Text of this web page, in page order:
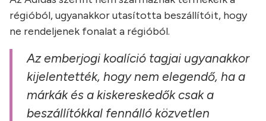
régióból, ugyanakkor utasította beszállítóit, hogy
ne rendeljenek fonalat a régióból.
Az emberjogi koalíció tagjai ugyanakkor
kijelentették, hogy nem elegendő, ha a
márkák és a kiskereskedők csak a
beszállítókkal fennálló közvetlen